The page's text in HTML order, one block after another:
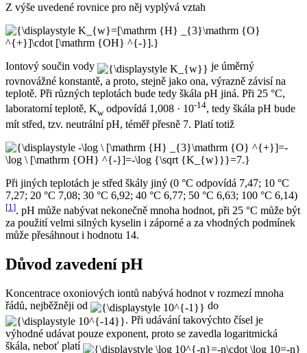
Z výše uvedené rovnice pro něj vyplývá vztah
Iontový součin vody
je úměrný
rovnovážné konstantě, a proto, stejně jako ona, výrazně závisí na
teplotě. Při různých teplotách bude tedy škála pH jiná. Při 25 °C,
laboratorní teplotě, Kwodpovídá 1,008 · 10-14, tedy škála pH bude
mít střed, tzv. neutrální pH, téměř přesně 7. Platí totiž
Při jiných teplotách je střed škály jiný (0 °C odpovídá 7,47; 10 °C
7,27; 20 °C 7,08; 30 °C 6,92; 40 °C 6,77; 50 °C 6,63; 100 °C 6,14)
[1 ]. pH může nabývat nekonečně mnoha hodnot, při 25 °C může být
za použití velmi silných kyselin i záporné a za vhodných podmínek
může přesáhnout i hodnotu 14.
Důvod zavedení pH
Koncentrace oxoniových iontů nabývá hodnot v rozmezí mnoha
řádů, nejběžněji od
do
. Při udávání takovýchto čísel je
výhodné udávat pouze exponent, proto se zavedla logaritmická
škála, neboť platí